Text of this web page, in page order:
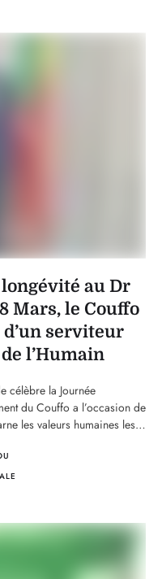
au Dr
Mars, le Couffo
serviteur
l’Humain
célèbre la Journée
du Couffo a l’occasion de
les valeurs humaines les
coïncidant avec une …